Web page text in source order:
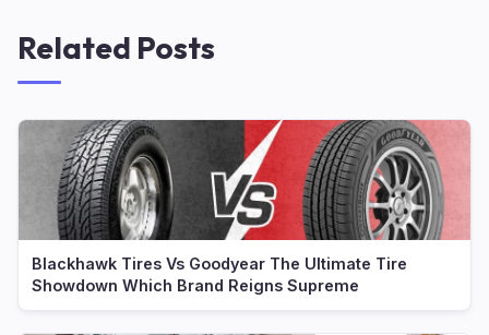
Related Posts
Blackhawk Tires Vs Goodyear The Ultimate Tire
Showdown Which Brand Reigns Supreme